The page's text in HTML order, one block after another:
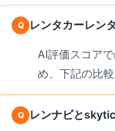
レンタカーレン
AI評価スコア
め、下記の比
レンナビと